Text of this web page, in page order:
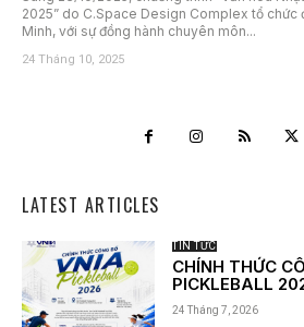
2025” do C.Space Design Complex tổ chức
Minh, với sự đồng hành chuyên môn...
24 Tháng 10, 2025
LATEST ARTICLES
TIN TỨC
CHÍNH THỨC
PICKLEBALL
24 Tháng 7, 2026